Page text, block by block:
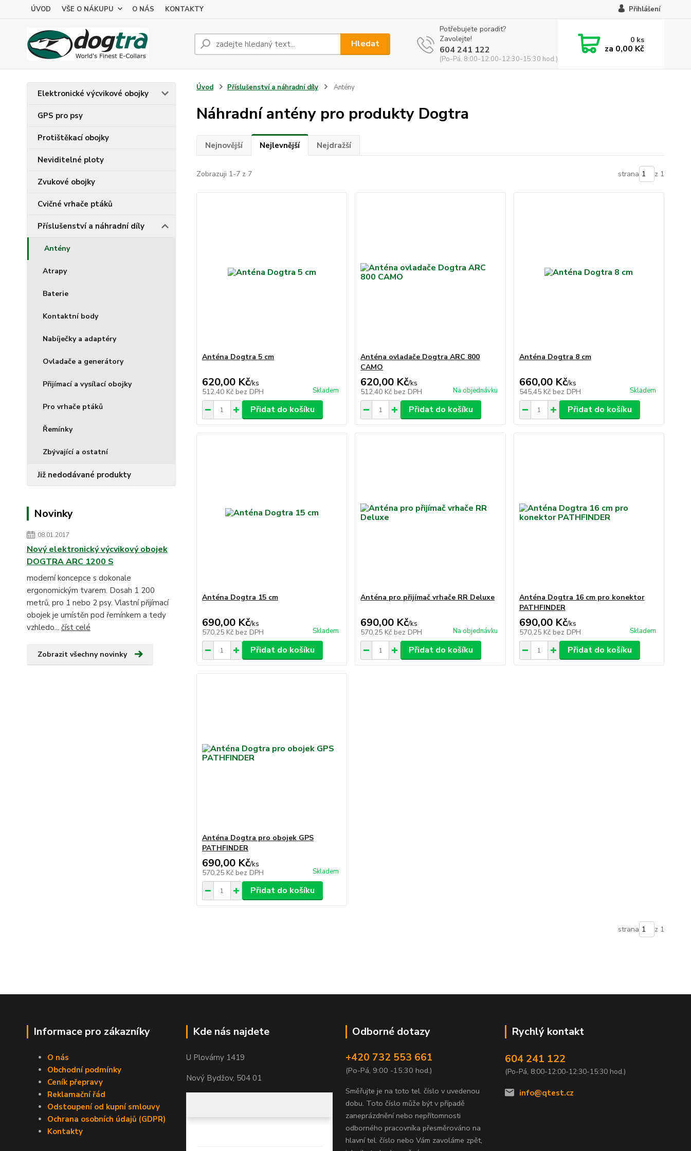
ÚVOD VŠE O NÁKUPU O NÁS KONTAKTY Přihlášení
Hledat
Potřebujete poradit?
Zavolejte!
604 241 122
(Po-Pá, 8:00-12:00-12:30-15:30 hod.)
0 ks
za 0,00 Kč
Elektronické výcvikové obojky
GPS pro psy
Protištěkací obojky
Neviditelné ploty
Zvukové obojky
Cvičné vrhače ptáků
Příslušenství a náhradní díly
Antény
Atrapy
Baterie
Kontaktní body
Nabíječky a adaptéry
Ovladače a generátory
Přijímací a vysílací obojky
Pro vrhače ptáků
Řemínky
Zbývající a ostatní
Již nedodávané produkty
Novinky
08.01.2017
Nový elektronický výcvikový obojek
DOGTRA ARC 1200 S
moderní koncepce s dokonale
ergonomickým tvarem. Dosah 1 200
metrů, pro 1 nebo 2 psy. Vlastní přijímací
obojek je umístěn pod řemínkem a tedy
vzhledo... číst celé
Zobrazit všechny novinky
Úvod Příslušenství a náhradní díly Antény
Náhradní antény pro produkty Dogtra
Nejnovější Nejlevnější Nejdražší
Zobrazuji 1-7 z 7 strana z 1
Anténa Dogtra 5 cm
620,00 Kč/ks
512,40 Kč bez DPH Skladem
Přidat do košíku
Anténa ovladače Dogtra ARC 800
CAMO
620,00 Kč/ks
512,40 Kč bez DPH Na objednávku
Přidat do košíku
Anténa Dogtra 8 cm
660,00 Kč/ks
545,45 Kč bez DPH Skladem
Přidat do košíku
Anténa Dogtra 15 cm
690,00 Kč/ks
570,25 Kč bez DPH Skladem
Přidat do košíku
Anténa pro přijímač vrhače RR Deluxe
690,00 Kč/ks
570,25 Kč bez DPH Na objednávku
Přidat do košíku
Anténa Dogtra 16 cm pro konektor
PATHFINDER
690,00 Kč/ks
570,25 Kč bez DPH Skladem
Přidat do košíku
Anténa Dogtra pro obojek GPS
PATHFINDER
690,00 Kč/ks
570,25 Kč bez DPH Skladem
Přidat do košíku
strana z 1
Informace pro zákazníky
O nás
Obchodní podmínky
Ceník přepravy
Reklamační řád
Odstoupení od kupní smlouvy
Ochrana osobních údajů (GDPR)
Kontakty
Kde nás najdete
U Plovárny 1419
Nový Bydžov, 504 01
Odborné dotazy
+420 732 553 661
(Po-Pá, 9:00 -15:30 hod.)
Směřujte je na toto tel. číslo v uvedenou
dobu. Toto číslo může být v případě
zaneprázdnění nebo nepřítomnosti
odborného pracovníka přesměrováno na
hlavní tel. číslo nebo Vám zavoláme zpět,
Rychlý kontakt
604 241 122
(Po-Pá, 8:00-12:00-12:30-15:30 hod.)
info@qtest.cz